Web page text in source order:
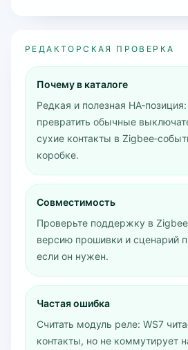
РЕДАКТОРСКАЯ ПРОВЕРКА
Почему в каталоге
Редкая и полезная
превратить обычные
сухие контакты в
коробке.
Совместимость
Проверьте поддержку в
версию прошивки и сценарий
если он нужен.
Частая ошибка
Считать модуль реле: WS7
контакты, но не коммутирует